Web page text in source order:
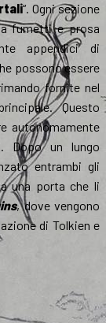
“. Ogni sezione
a fumetti e prosa
appendici di
possono essere
fornite nel
Questo
autonomamente
Dopo un lungo
entrambi gli
una porta che li
, dove vengono
di Tolkien e